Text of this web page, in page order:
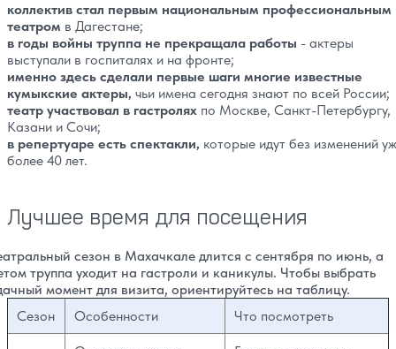
коллектив стал первым национальным профессиональным
театром в Дагестане;
в годы войны труппа не прекращала работы - актеры
выступали в госпиталях и на фронте;
именно здесь сделали первые шаги многие известные
кумыкские актеры, чьи имена сегодня знают по всей России;
театр участвовал в гастролях по Москве, Санкт-Петербургу,
Казани и Сочи;
в репертуаре есть спектакли, которые идут без изменений
более 40 лет.
Лучшее время для посещения
сезон в Махачкале длится с сентября по июнь, а
труппа уходит на гастроли и каникулы. Чтобы выбрать
момент для визита, ориентируйтесь на таблицу.
Сезон
Особенности Что посмотреть